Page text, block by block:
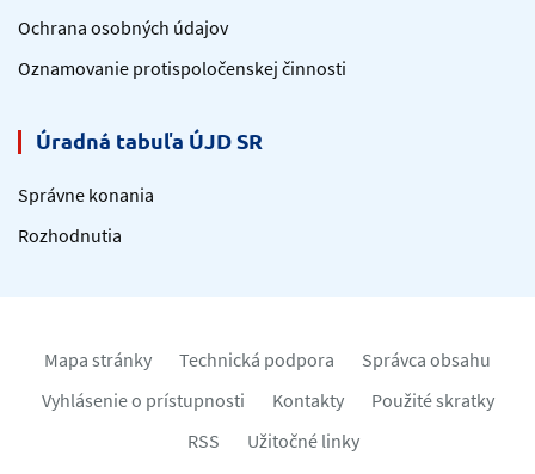
Ochrana osobných údajov
Oznamovanie protispoločenskej činnosti
Úradná tabuľa ÚJD SR
Správne konania
Rozhodnutia
Mapa stránky Technická podpora
Správca obsahu
Vyhlásenie o prístupnosti
Kontakty
Použité skratky
RSS
Užitočné linky